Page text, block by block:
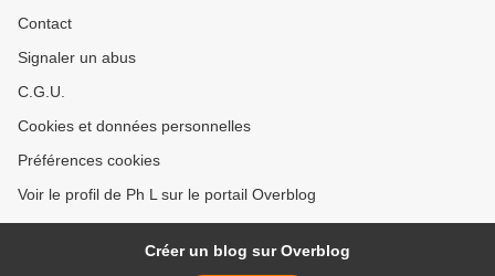
Contact
Signaler un abus
C.G.U.
Cookies et données personnelles
Préférences cookies
Voir le profil de Ph L sur le portail Overblog
Créer un blog sur Overblog